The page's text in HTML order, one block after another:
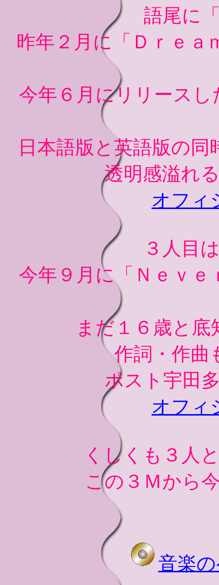
語尾に
昨年２月に「Ｄｒｅ
今年６月にリリース
日本語版と英語版の
透明感溢れ
オフィ
３人目
今年９月に「Ｎｅｖ
まだ１６歳と
作詞・作曲
ポスト宇田
オフィ
くしくも３人
この３Ｍから
音楽